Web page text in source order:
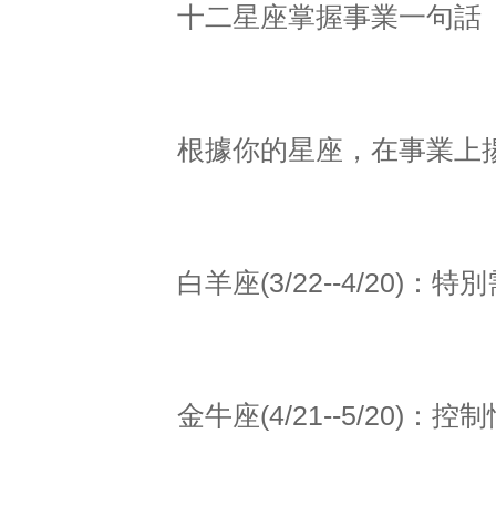
十二星座掌握事業一句話
根據你的星座，在事業上
白羊座(3/22--4/20)：特
金牛座(4/21--5/20)：控